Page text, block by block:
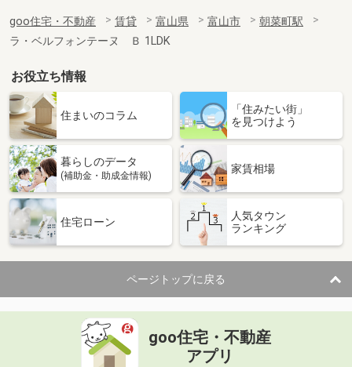
goo住宅・不動産 賃貸 富山県 富山市
朝菜町駅
ラ・ベルフォンテーヌ Ｂ 1LDK
お役立ち情報
住まいのコラム
「住みたい街」
を見つけよう
暮らしのデータ
(補助金・助成金情報)
家賃相場
住宅ローン
人気タウン
ランキング
ページトップに戻る
goo住宅・不動産
アプリ